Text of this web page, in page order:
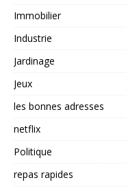
Immobilier
Industrie
Jardinage
Jeux
les bonnes adresses
netflix
Politique
repas rapides